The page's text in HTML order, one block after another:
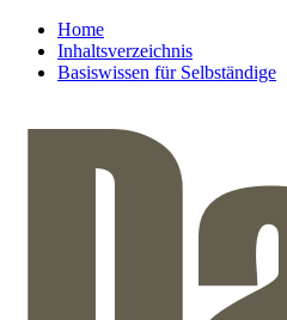
Home
Inhaltsverzeichnis
Basiswissen für Selbständige